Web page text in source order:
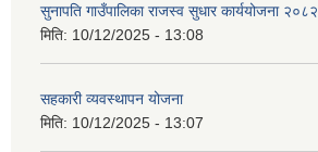
सुनापति गाउँपालिका राजस्व सुधार कार्ययोजना २०८२
मिति: 10/12/2025 - 13:08
सहकारी व्यवस्थापन योजना
मिति: 10/12/2025 - 13:07